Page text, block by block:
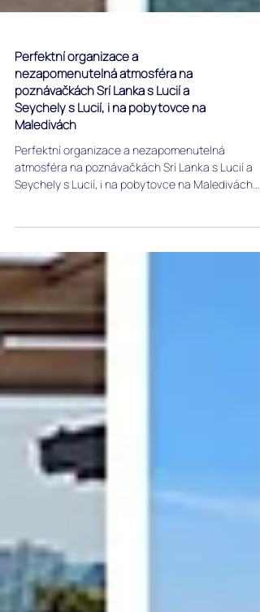
Perfektní organizace a
nezapomenutelná atmosféra na
poznávačkách Srí Lanka s Lucií a
Seychely s Lucií, i na pobytovce na
Maledivách
Perfektní organizace a nezapomenutelná
Seychely s Lucií, i na pobytovce na Maledivách.
vypořádat i se zcela mimořádnými situacemi, je na
ní naprosté spolehnutí a nebála bych se s ní
vycestovat kamkoliv. Oceňuji i její snahu vytvořit
perfektní poměr mezi cenou a kvalitou i pro
náročné zákazníky, za kterou jsou hodiny, dny a
týdny strávené v jednotlivých lokacích, které pro